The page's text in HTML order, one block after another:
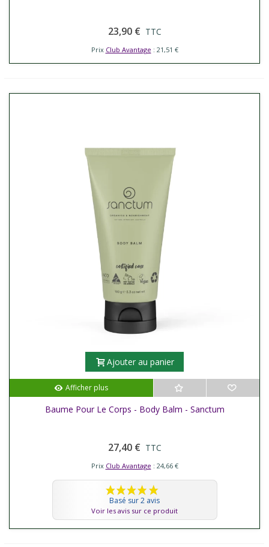
23,90 € TTC
Prix Club Avantage : 21,51 €
Ajouter au panier
Afficher plus
Baume Pour Le Corps - Body Balm - Sanctum
27,40 € TTC
Prix Club Avantage : 24,66 €
Basé sur 2 avis
Voir les avis sur ce produit